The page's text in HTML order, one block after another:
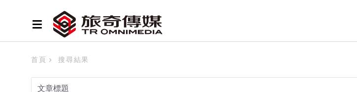
首頁 搜尋結果